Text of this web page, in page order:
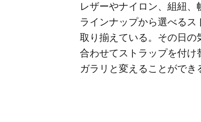
レザーや​ナイロン、​組紐
ラインナップから​選べる​
取り揃えている。​その​日
合わせて​ストラップを​付け
ガラリと​変える​ことができ